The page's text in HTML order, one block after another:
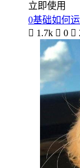
立即使用
0基础如何
 1.7k  0 